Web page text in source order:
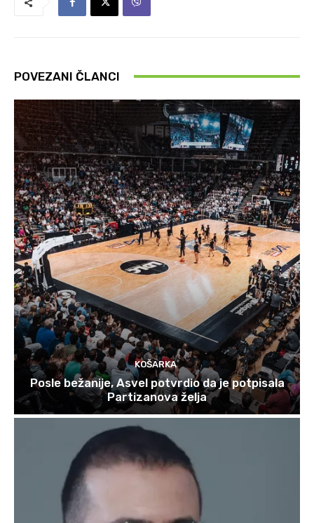
POVEZANI ČLANCI
KOŠARKA
Posle bežanije, Asvel potvrdio da je potpisala
Partizanova želja